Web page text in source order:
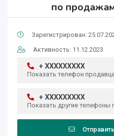
по
Зарегистрирован:
Активность: 11.12.2023
+ XXXXXXXXX
Показать телефон продавца
+ XXXXXXXXX
Показать другие телефоны